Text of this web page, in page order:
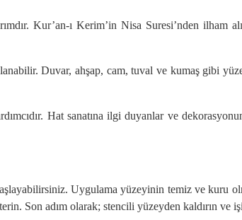
Kur’an-ı Kerim’in Nisa Suresi’nden ilham
Duvar, ahşap, cam, tuval ve kumaş gibi
Hat sanatına ilgi duyanlar ve
Uygulama yüzeyinin temiz ve kuru
Son adım olarak; stencili yüzeyden kaldırın ve